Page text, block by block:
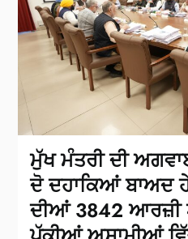
ਮੁੱਖ ਮੰਤਰੀ ਦੀ
ਦੋ ਦਹਾਕਿਆਂ ਬਾਅਦ
ਦੀਆਂ 3842 ਆਰਜ਼ੀ